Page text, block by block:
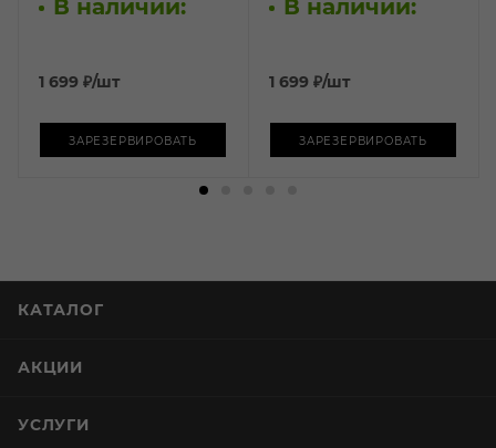
В наличии:
1 699 ₽/шт
ЗАРЕЗЕРВИРОВАТЬ
В наличии:
1 699 ₽/шт
ЗАРЕЗЕРВИРОВАТЬ
КАТАЛОГ
АКЦИИ
УСЛУГИ